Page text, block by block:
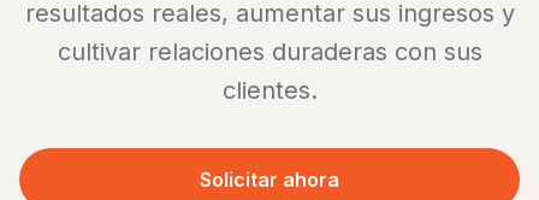
resultados reales, aumentar sus ingresos y
cultivar relaciones duraderas con sus
clientes.
Solicitar ahora